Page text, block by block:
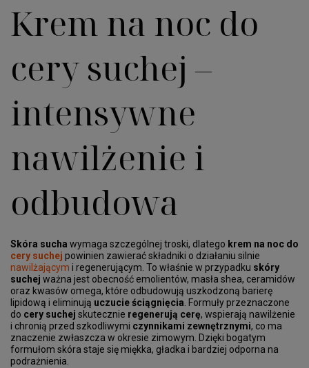
Krem na noc do
cery suchej –
intensywne
nawilżenie i
odbudowa
Skóra sucha wymaga szczególnej troski, dlatego krem na noc do
cery suchej powinien zawierać składniki o działaniu silnie
nawilżającym i regenerującym. To właśnie w przypadku skóry
suchej ważna jest obecność emolientów, masła shea, ceramidów
oraz kwasów omega, które odbudowują uszkodzoną barierę
lipidową i eliminują uczucie ściągnięcia . Formuły przeznaczone
do cery suchej skutecznie regenerują cerę, wspierają nawilżenie
i chronią przed szkodliwymi czynnikami zewnętrznymi, co ma
znaczenie zwłaszcza w okresie zimowym. Dzięki bogatym
formułom skóra staje się miękka, gładka i bardziej odporna na
podrażnienia.